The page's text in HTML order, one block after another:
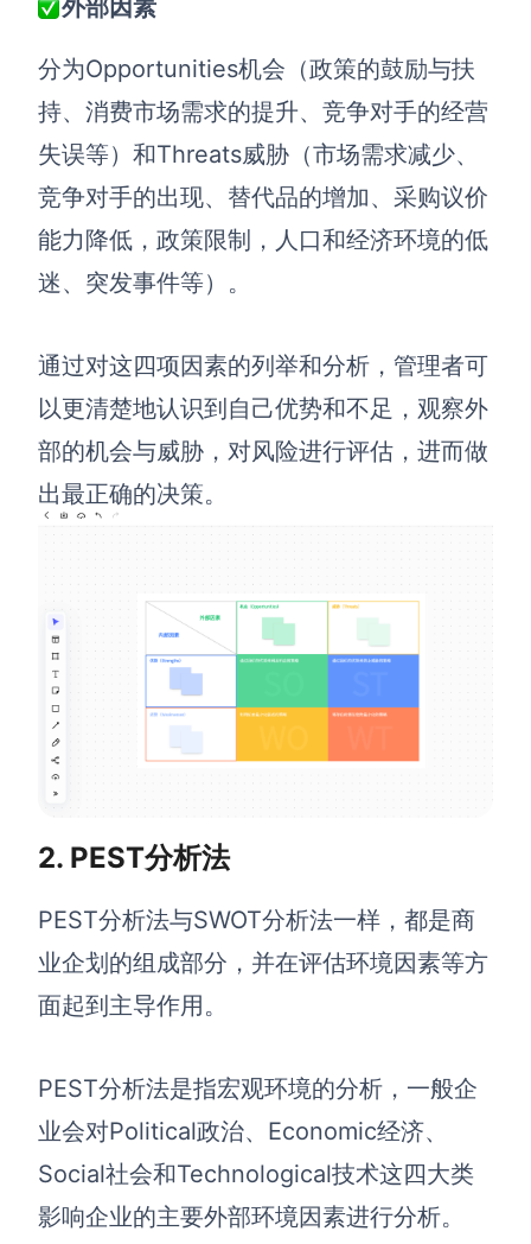
情绪板
查看所有场景
AI创作
创意与绘图
AI生成思维导图
AI生成流程图
AI生成甘特图
AI生成组织结构图
AI生成PEST分析
AI生成5Why分析
AI生成平衡计分卡
数据分析与策略
AI生成用户画像
AI生成Smart分析
AI生成波特五力模型
AI生成4P营销理论模型
AI生成竞品分析
AI生成安索夫矩阵
智能创作
AI生成PPT
AI对话
AI生成简历
外部因素
分为Opportunities机会（政策的鼓励与扶
持、消费市场需求的提升、竞争对手的经营
失误等）和Threats威胁（市场需求减少、
竞争对手的出现、替代品的增加、采购议价
能力降低，政策限制，人口和经济环境的低
迷、突发事件等）。
通过对这四项因素的列举和分析，管理者可
以更清楚地认识到自己优势和不足，观察外
部的机会与威胁，对风险进行评估，进而做
出最正确的决策。
2. PEST分析法
PEST分析法与SWOT分析法一样，都是商
业企划的组成部分，并在评估环境因素等方
面起到主导作用。
PEST分析法是指宏观环境的分析，一般企
业会对Political政治、Economic经济、
Social社会和Technological技术这四大类
影响企业的主要外部环境因素进行分析。